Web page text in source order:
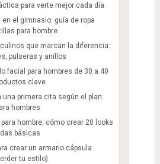
para verte mejor cada día
en el gimnasio: guía de ropa
para hombre
que marcan la diferencia:
pulseras y anillos
facial para hombres de 30 a 40
clave
una primera cita según el plan:
hombres
hombre: cómo crear 20 looks
básicas
crear un armario cápsula
tu estilo)